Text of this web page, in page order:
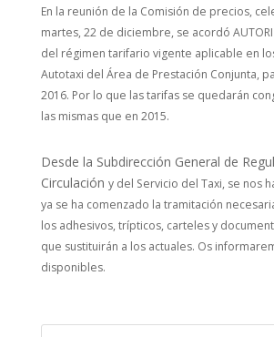
En la reunión de la Comisión de precios,
martes, 22 de diciembre, se acordó
del régimen tarifario vigente aplicable en
Autotaxi del Área de Prestación Conjunta,
2016. Por lo que las tarifas se quedarán
las mismas que en 2015.
Desde la Subdirección General de
Circulación y del Servicio del Taxi, se nos
ya se ha comenzado la tramitación
los adhesivos, trípticos, carteles y
que sustituirán a los actuales. Os
disponibles.